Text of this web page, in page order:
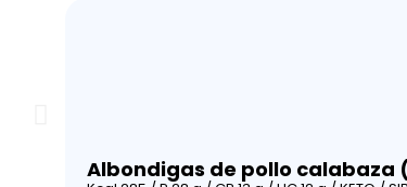
Albondigas de pollo calabaza